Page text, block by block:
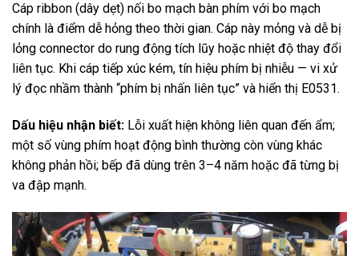
Cáp ribbon (dây dẹt) nối bo mạch bàn phím với bo mạch
chính là điểm dễ hỏng theo thời gian. Cáp này mỏng và dễ bị
lỏng connector do rung động tích lũy hoặc nhiệt độ thay đổi
liên tục. Khi cáp tiếp xúc kém, tín hiệu phím bị nhiễu — vi xử
lý đọc nhầm thành “phím bị nhấn liên tục” và hiển thị E0531.
Dấu hiệu nhận biết: Lỗi xuất hiện không liên quan đến ẩm;
một số vùng phím hoạt động bình thường còn vùng khác
không phản hồi; bếp đã dùng trên 3–4 năm hoặc đã từng bị
va đập mạnh.